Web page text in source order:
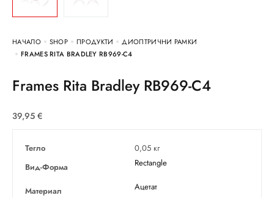
НАЧАЛО SHOP ПРОДУКТИ
ДИОПТРИЧНИ РАМКИ
FRAMES RITA BRADLEY RB969-C4
Frames Rita Bradley RB969-C4
39,95 €
Тегло
0,05 кг
Вид-Форма
Rectangle
Материал Ацетат